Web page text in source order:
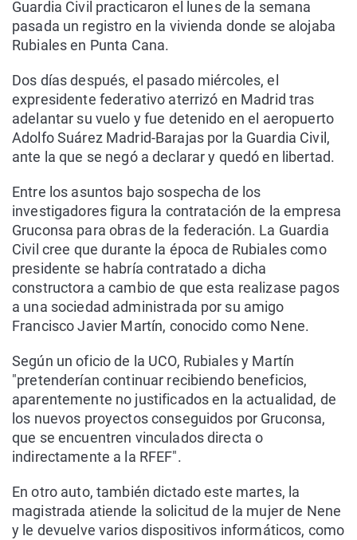
Guardia Civil practicaron el lunes de la semana
pasada un registro en la vivienda donde se alojaba
Rubiales en Punta Cana.
Dos días después, el pasado miércoles, el
expresidente federativo aterrizó en Madrid tras
adelantar su vuelo y fue detenido en el aeropuerto
Adolfo Suárez Madrid-Barajas por la Guardia Civil,
ante la que se negó a declarar y quedó en libertad.
Entre los asuntos bajo sospecha de los
investigadores figura la contratación de la empresa
Gruconsa para obras de la federación. La Guardia
Civil cree que durante la época de Rubiales como
presidente se habría contratado a dicha
constructora a cambio de que esta realizase pagos
a una sociedad administrada por su amigo
Francisco Javier Martín, conocido como Nene.
Según un oficio de la UCO, Rubiales y Martín
"pretenderían continuar recibiendo beneficios,
aparentemente no justificados en la actualidad, de
los nuevos proyectos conseguidos por Gruconsa,
que se encuentren vinculados directa o
indirectamente a la RFEF".
En otro auto, también dictado este martes, la
magistrada atiende la solicitud de la mujer de Nene
y le devuelve varios dispositivos informáticos, como